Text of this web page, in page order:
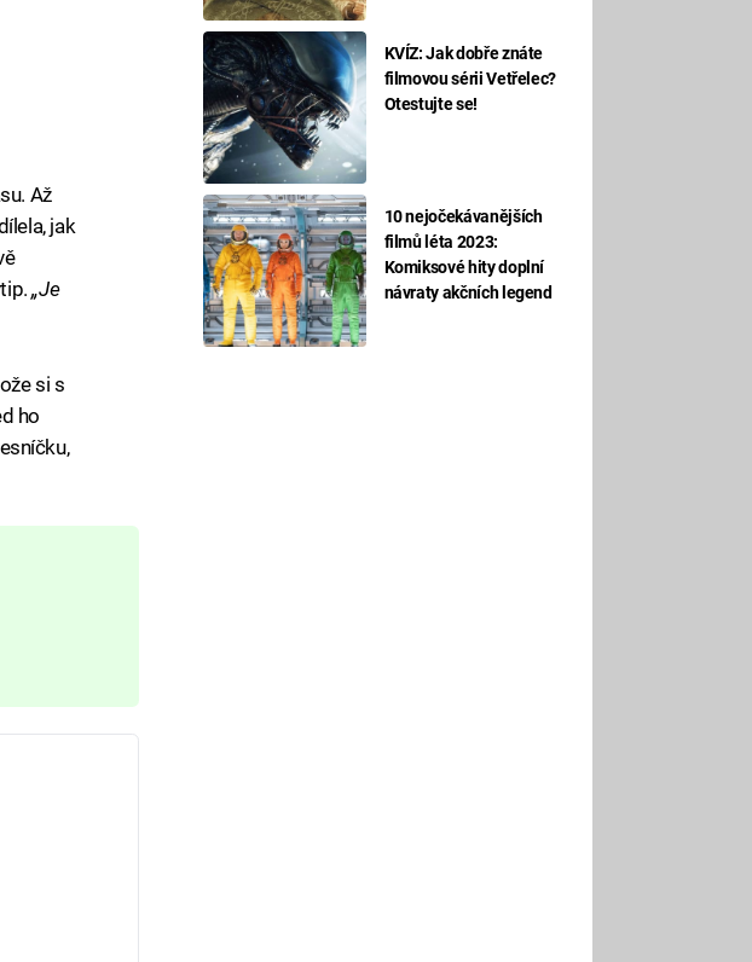
KVÍZ: Jak dobře znáte
filmovou sérii Vetřelec?
Otestujte se!
10 nejočekávanějších
filmů léta 2023:
Komiksové hity doplní
návraty akčních legend
Až
jak
„Je
si s
ho